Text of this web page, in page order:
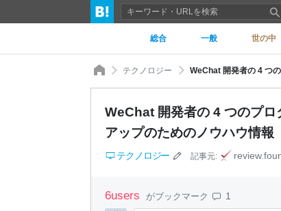
総合 一般 世の中
テクノロジー
WeChat 開発者の 4 つのプ
アップのためのノウハウ情報
テクノロジー 記事元:
6users がブックマーク 1